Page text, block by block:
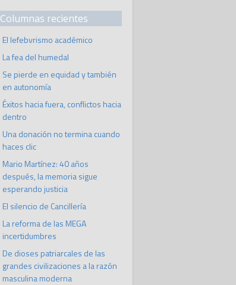
Columnas recientes
El lefebvrismo académico
La fea del humedal
Se pierde en equidad y también
en autonomía
Éxitos hacia fuera, conflictos hacia
dentro
Una donación no termina cuando
haces clic
Mario Martínez: 40 años
después, la memoria sigue
esperando justicia
El silencio de Cancillería
La reforma de las MEGA
incertidumbres
De dioses patriarcales de las
grandes civilizaciones a la razón
masculina moderna